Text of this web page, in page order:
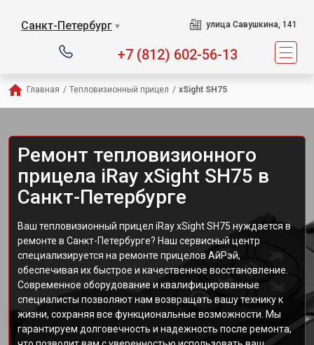
Санкт-Петербург ▼ улица Савушкина, 141
+7 (812) 602-56-13
Главная / Тепловизионный прицел / xSight SH75
Ремонт тепловизионного
прицела iRay xSight SH75 в
Санкт-Петербурге
Ваш тепловизионный прицел iRay xSight SH75 нуждается в
ремонте в Санкт-Петербурге? Наш сервисный центр
специализируется на ремонте прицелов АйРэй,
обеспечивая их быстрое и качественное восстановление.
Современное оборудование и квалифицированные
специалисты позволяют нам возвращать вашу технику к
жизни, сохраняя все функциональные возможности. Мы
гарантируем долговечность и надежность после ремонта,